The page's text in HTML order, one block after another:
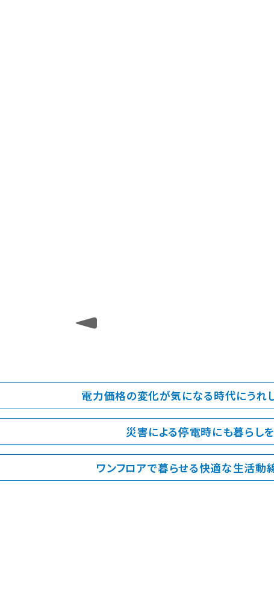
電力価格の変化が気になる時代にうれ
災害による停電時にも暮らし
ワンフロアで暮らせる快適な生活動